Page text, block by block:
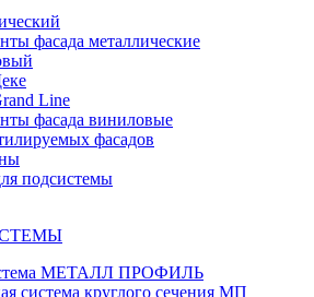
фасада металлические
Line
фасада виниловые
фасадов
подсистемы
МЕТАЛЛ ПРОФИЛЬ
система круглого сечения МП